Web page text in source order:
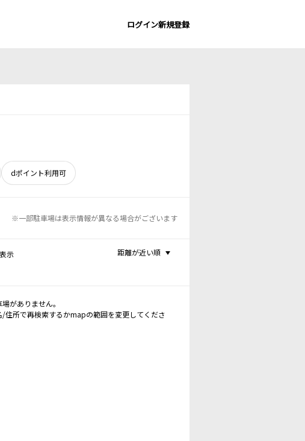
ログイン新規登録
dポイント利用可
※一部駐車場は表示情報が異なる場合がございます
示 距離が近い順
がありません。
/住所で再検索するかmapの範囲を変更してくださ